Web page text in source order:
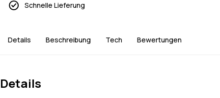
Schnelle Lieferung
Details Beschreibung Tech Bewertungen
Details